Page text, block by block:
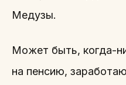
Медузы.
Может быть, когда-
на пенсию,